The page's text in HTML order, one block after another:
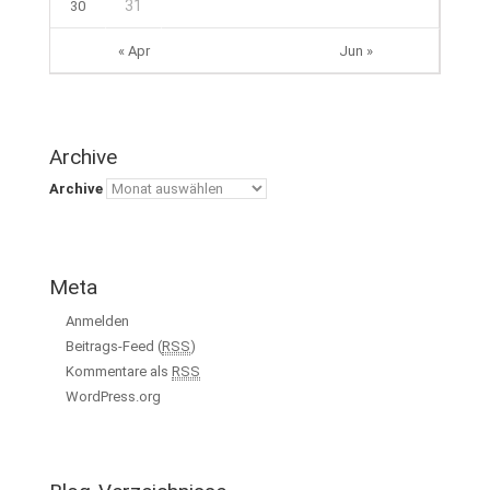
« Apr Jun »
30 31
Archive
Archive
Meta
Anmelden
Beitrags-Feed (RSS)
Kommentare als RSS
WordPress.org